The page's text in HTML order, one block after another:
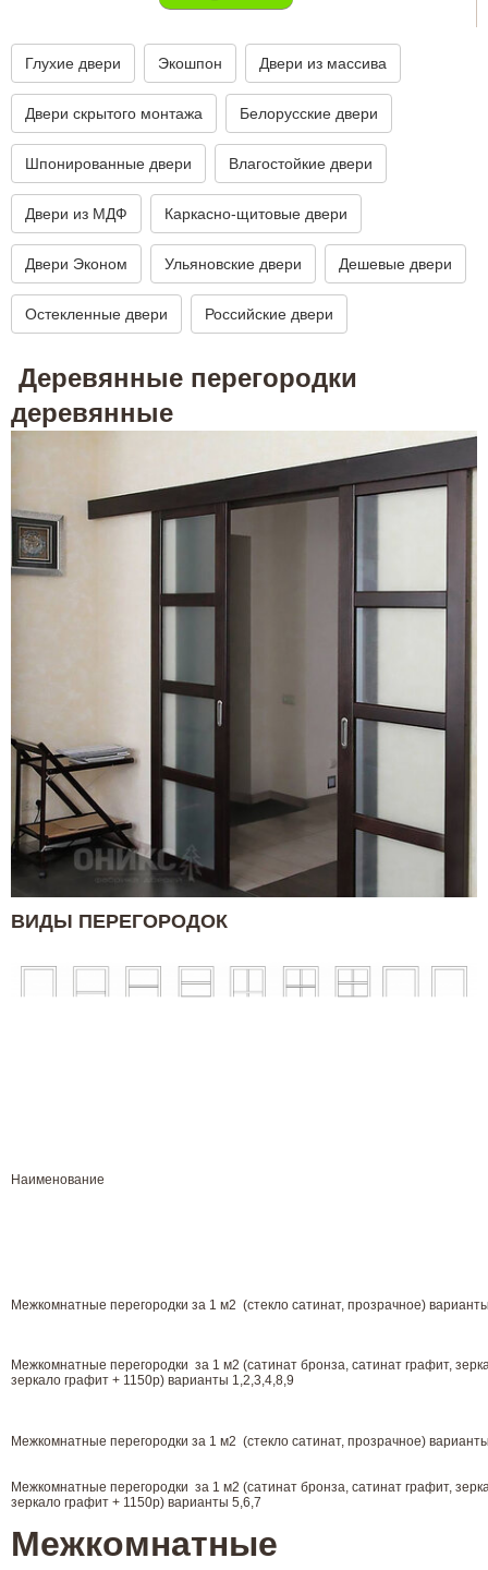
Глухие двери Экошпон Двери из массива
Двери скрытого монтажа Белорусские двери
Шпонированные двери Влагостойкие двери
Двери из МДФ Каркасно-щитовые двери
Двери Эконом Ульяновские двери Дешевые двери
Остекленные двери Российские двери
Деревянные перегородки
деревянные
ВИДЫ ПЕРЕГОРОДОК
Наименование
Межкомнатные перегородки за 1 м2 (стекло сатинат, прозрачное)
Межкомнатные перегородки за 1 м2 (сатинат бронза, сатинат графит,
зеркало графит + 1150р) варианты 1,2,3,4,8,9
Межкомнатные перегородки за 1 м2 (стекло сатинат, прозрачное)
Межкомнатные перегородки за 1 м2 (сатинат бронза, сатинат графит,
зеркало графит + 1150р) варианты 5,6,7
Межкомнатные